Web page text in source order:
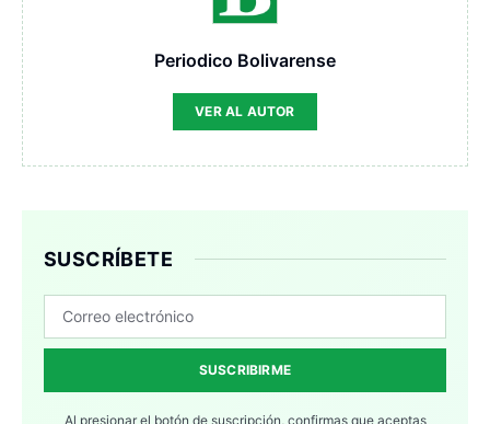
Periodico Bolivarense
VER AL AUTOR
SUSCRÍBETE
SUSCRIBIRME
Al presionar el botón de suscripción, confirmas que aceptas